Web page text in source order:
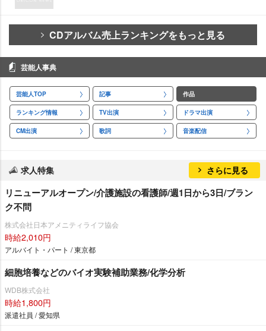
CDアルバム売上ランキングをもっと見る
芸能人事典
芸能人TOP 記事 作品
ランキング情報 TV出演 ドラマ出演
CM出演 歌詞 音楽配信
求人特集 さらに見る
リニューアルオープン/介護施設の看護師/週1日から3日/ブラン
ク不問
株式会社日本アメニティライフ協会
時給2,010円
アルバイト・パート / 東京都
細胞培養などのバイオ実験補助業務/化学分析
WDB株式会社
時給1,800円
派遣社員 / 愛知県